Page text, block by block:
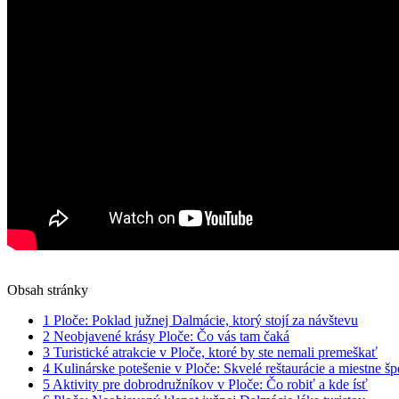
Obsah stránky
1 Ploče: Poklad južnej Dalmácie, ktorý stojí⁢ za návštevu
2 Neobjavené ‍krásy Ploče: ⁤Čo vás tam čaká
3 Turistické atrakcie‌ v Ploče, ktoré by ste nemali premeškať
4 Kulinárske potešenie v Ploče: Skvelé ⁣reštaurácie ‍a miestne
5 Aktivity pre dobrodružníkov v Ploče: Čo robiť⁤ a kde ⁣ísť